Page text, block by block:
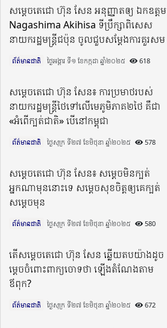
សម្តេចតេជោ ហ៊ុន​ សែន អនុញ្ញាតឲ្យ ឯកឧត្តម
Nagashima Akihisa ទីប្រឹក្សាពិសេស
នាយករដ្ឋមន្ត្រីជប៉ុន ចូលជួបសម្តែងការគួរសម
ព័ត៌មានជាតិ ថ្ងៃអង្គារ ទី១ ខែកក្កដា ឆ្នាំ២០២៥​ 618
សម្តេចតេជោ ហ៊ុន សែន៖ ការប្រមាថរបស់
នាយករដ្ឋមន្រ្តីថៃទៅលើមេភូមិភាគ២ថៃ គឺជា
«អំពើក្បត់ជាតិ» បើនៅកម្ពុជា
ព័ត៌មានជាតិ ថ្ងៃសុក្រ ទី២៧ ខែមិថុនា ឆ្នាំ២០២៥​ 578
សម្តេចតេជោ ហ៊ុន សែន៖ សម្តេចមិនក្បត់
អ្នកណាមុននោះទេ សម្ដេចសុខចិត្តឲ្យគេក្បត់
សម្ដេចមុន
ព័ត៌មានជាតិ ថ្ងៃសុក្រ ទី២៧ ខែមិថុនា ឆ្នាំ២០២៥​ 580
តើសម្តេចតេជោ ហ៊ុន សែន ឆ្លើយតបយ៉ាងដូច
ម្តេចចំពោះពាក្យចោទថា ឡើងតំណែងតាម
ឪពុក?
ព័ត៌មានជាតិ ថ្ងៃសុក្រ ទី២៧ ខែមិថុនា ឆ្នាំ២០២៥​ 672